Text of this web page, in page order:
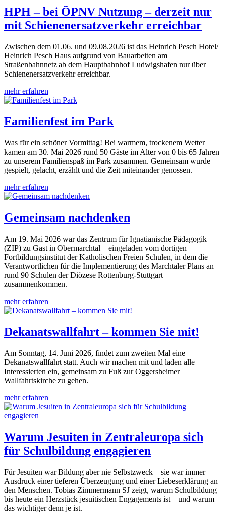
HPH – bei ÖPNV Nutzung – derzeit nur
mit Schienenersatzverkehr erreichbar
Zwischen dem 01.06. und 09.08.2026 ist das Heinrich Pesch Hotel/
Heinrich Pesch Haus aufgrund von Bauarbeiten am
Straßenbahnnetz ab dem Hauptbahnhof Ludwigshafen nur über
Schienenersatzverkehr erreichbar.
mehr erfahren
Familienfest im Park
Was für ein schöner Vormittag! Bei warmem, trockenem Wetter
kamen am 30. Mai 2026 rund 50 Gäste im Alter von 0 bis 65 Jahren
zu unserem Familienspaß im Park zusammen. Gemeinsam wurde
gespielt, gelacht, erzählt und die Zeit miteinander genossen.
mehr erfahren
Gemeinsam nachdenken
Am 19. Mai 2026 war das Zentrum für Ignatianische Pädagogik
(ZIP) zu Gast in Obermarchtal – eingeladen vom dortigen
Fortbildungsinstitut der Katholischen Freien Schulen, in dem die
Verantwortlichen für die Implementierung des Marchtaler Plans an
rund 90 Schulen der Diözese Rottenburg-Stuttgart
zusammenkommen.
mehr erfahren
Dekanatswallfahrt – kommen Sie mit!
Am Sonntag, 14. Juni 2026, findet zum zweiten Mal eine
Dekanatswallfahrt statt. Auch wir machen mit und laden alle
Interessierten ein, gemeinsam zu Fuß zur Oggersheimer
Wallfahrtskirche zu gehen.
mehr erfahren
Warum Jesuiten in Zentraleuropa sich
für Schulbildung engagieren
Für Jesuiten war Bildung aber nie Selbstzweck – sie war immer
Ausdruck einer tieferen Überzeugung und einer Liebeserklärung an
den Menschen. Tobias Zimmermann SJ zeigt, warum Schulbildung
bis heute ein Herzstück jesuitischen Engagements ist – und warum
das wichtiger denn je ist.